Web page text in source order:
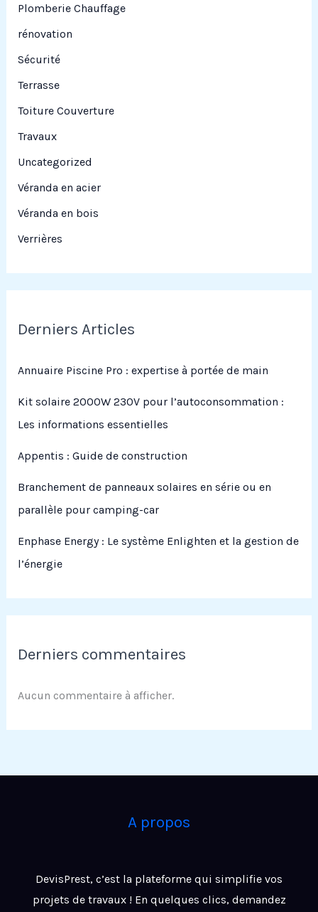
Plomberie Chauffage
rénovation
Sécurité
Terrasse
Toiture Couverture
Travaux
Uncategorized
Véranda en acier
Véranda en bois
Verrières
Derniers Articles
Annuaire Piscine Pro : expertise à portée de main
Kit solaire 2000W 230V pour l’autoconsommation :
Les informations essentielles
Appentis : Guide de construction
Branchement de panneaux solaires en série ou en
parallèle pour camping-car
Enphase Energy : Le système Enlighten et la gestion de
l’énergie
Derniers commentaires
Aucun commentaire à afficher.
A propos
DevisPrest, c’est la plateforme qui simplifie vos
projets de travaux ! En quelques clics, demandez